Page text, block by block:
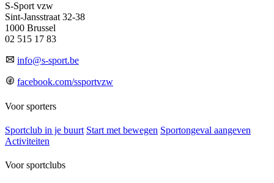
S-Sport vzw
Sint-Jansstraat 32-38
1000 Brussel
02 515 17 83
info@s-sport.be
facebook.com/ssportvzw
Voor sporters
Sportclub in je buurt Start met bewegen Sportongeval aangeven
Activiteiten
Voor sportclubs